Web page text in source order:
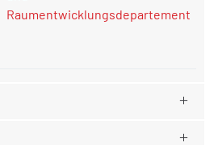
Raumentwicklungsdepartement